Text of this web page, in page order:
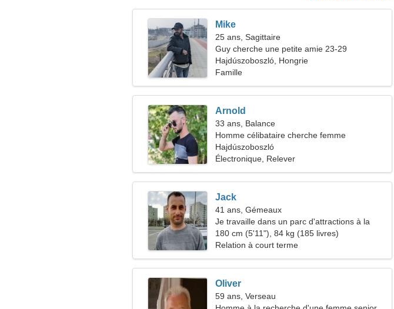
Mike
25 ans, Sagittaire
Guy cherche une petite amie 23-29
Hajdúszoboszló, Hongrie
Famille
Arnold
33 ans, Balance
Homme célibataire cherche femme
Hajdúszoboszló
Électronique, Relever
Jack
41 ans, Gémeaux
Je travaille dans un parc d'attractions à la
recherche d'une femme de rêve
180 cm (5'11"), 84 kg (185 livres)
Relation à court terme
Oliver
59 ans, Verseau